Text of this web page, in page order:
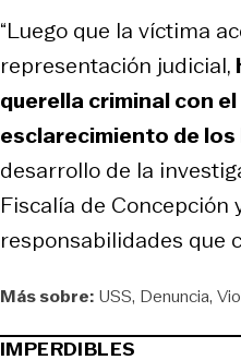
“Luego que la víctima
representación judicial,
querella criminal con
esclarecimiento de los
desarrollo de la
Fiscalía de Concepción
responsabilidades que
Más sobre: USS Denuncia
IMPERDIBLES